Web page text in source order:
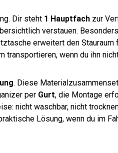
Dir steht 1 Hauptfach zur
verstauen.
erweitert den
transportieren, wenn du ihn
. Diese
per Gurt, die Montage
nicht waschbar, nicht
Lösung, wenn du im